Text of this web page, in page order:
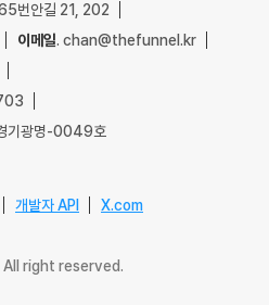
번안길 21, 202
이메일. chan@thefunnel.kr
기광명-0049호
개발자 API X.com
right reserved.